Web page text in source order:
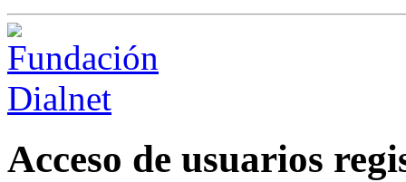
Acceso de usuarios